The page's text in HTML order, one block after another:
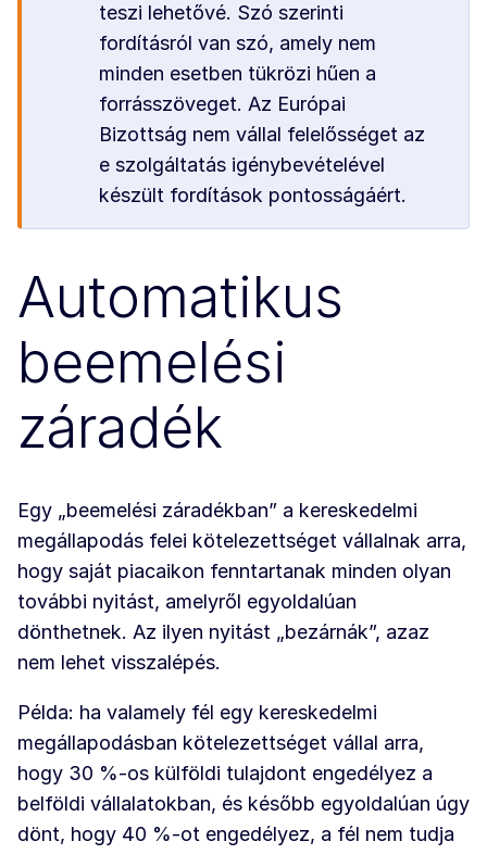
teszi lehetővé. Szó szerinti
fordításról van szó, amely nem
minden esetben tükrözi hűen a
forrásszöveget. Az Európai
Bizottság nem vállal felelősséget az
e szolgáltatás igénybevételével
készült fordítások pontosságáért.
Automatikus
beemelési
záradék
Egy „beemelési záradékban” a kereskedelmi
megállapodás felei kötelezettséget vállalnak arra,
hogy saját piacaikon fenntartanak minden olyan
további nyitást, amelyről egyoldalúan
dönthetnek. Az ilyen nyitást „bezárnák”, azaz
nem lehet visszalépés.
Példa: ha valamely fél egy kereskedelmi
megállapodásban kötelezettséget vállal arra,
hogy 30 %-os külföldi tulajdont engedélyez a
belföldi vállalatokban, és később egyoldalúan úgy
dönt, hogy 40 %-ot engedélyez, a fél nem tudja